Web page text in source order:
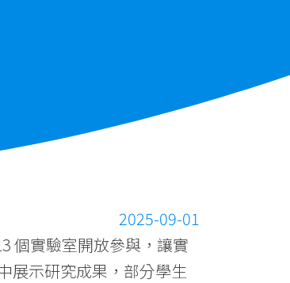
2025-09-01
個實驗室開放參與，讓實
展示研究成果，部分學生